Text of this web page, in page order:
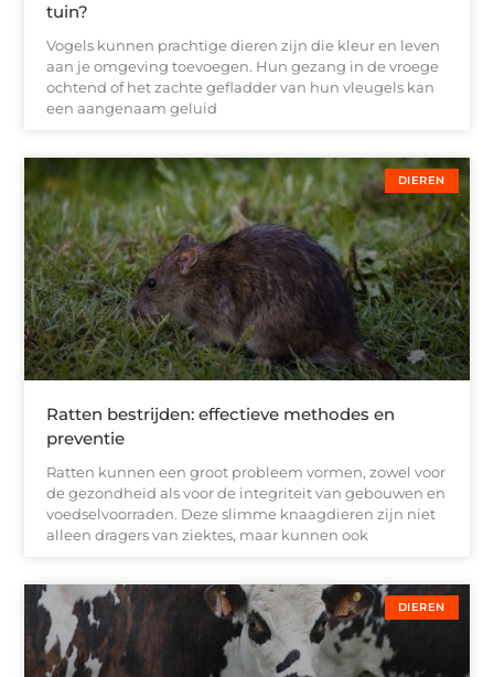
tuin?
Vogels kunnen prachtige dieren zijn die kleur en leven
aan je omgeving toevoegen. Hun gezang in de vroege
ochtend of het zachte gefladder van hun vleugels kan
een aangenaam geluid
DIEREN
Ratten bestrijden: effectieve methodes en
preventie
Ratten kunnen een groot probleem vormen, zowel voor
de gezondheid als voor de integriteit van gebouwen en
voedselvoorraden. Deze slimme knaagdieren zijn niet
alleen dragers van ziektes, maar kunnen ook
DIEREN